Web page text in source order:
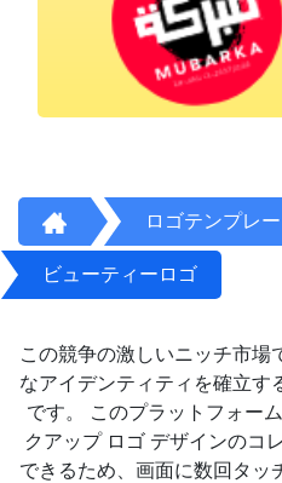
ロゴテンプレー
ビューティーロゴ
この競争の激しいニッチ市場
なアイデンティティを確立す
です。 このプラットフォー
クアップ ロゴ デザインのコ
できるため、画面に数回タッ